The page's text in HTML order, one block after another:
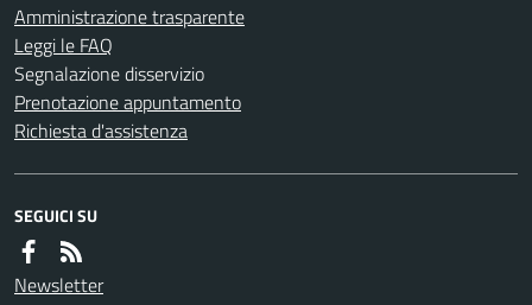
Amministrazione trasparente
Leggi le FAQ
Segnalazione disservizio
Prenotazione appuntamento
Richiesta d'assistenza
SEGUICI SU
Newsletter